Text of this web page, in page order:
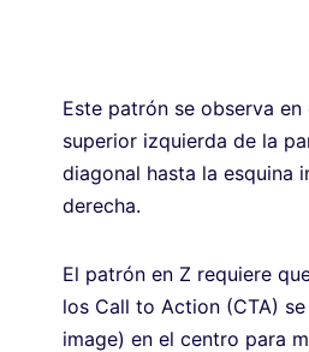
Este patrón se observa
superior izquierda de la
diagonal hasta la esquina
derecha.
El patrón en Z requiere
los Call to Action (CTA)
image) en el centro para